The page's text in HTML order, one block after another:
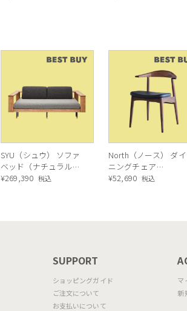
SYU（シュウ） ソファ
ベッド（ナチュラル）
190cm
¥269,390 税込
North（ノース） ダイ
ニングチェア
AC02（ウォールナッ
¥52,690 税込
SUPPORT
ショッピングガイド
ご注文について
お支払いについて
マ
新